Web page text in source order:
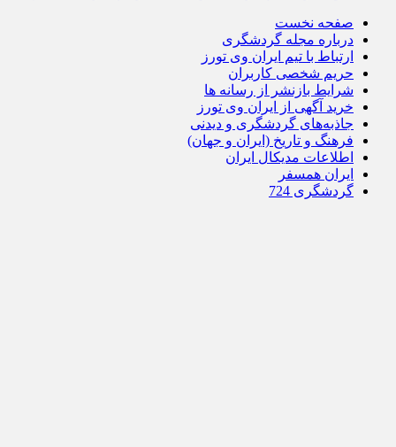
صفحه نخست
درباره مجله گردشگری
ارتباط با تیم ایران وی تورز
حریم شخصی کاربران
شرایط بازنشر از رسانه ها
خرید آگهی از ایران وی تورز
جاذبه‌های گردشگری و دیدنی
فرهنگ و تاریخ (ایران و جهان)
اطلاعات مدیکال ایران
ایران همسفر
گردشگری 724